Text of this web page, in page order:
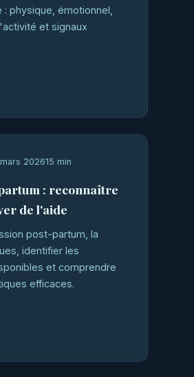
physique, émotionnel,
et signaux
202615 min
: reconnaître
de l'aide
post-partum, la
identifier les
et comprendre
efficaces.